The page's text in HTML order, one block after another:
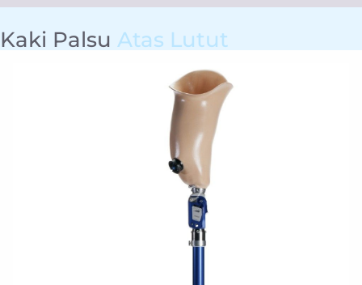
Kaki Palsu Atas Lutut